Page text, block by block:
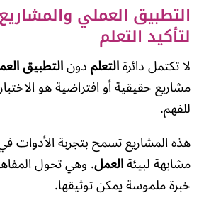
التطبيق العملي
لتأكيد التعلم
لا تكتمل دائرةالتعلمدونالتطبيق
مشاريع حقيقية أو افتراضية هو
للفهم.
هذه المشاريع تسمح بتجربة الأدوات
مشابهة لبيئةالعمل. وهي تحول
خبرة ملموسة يمكن توثيقها.